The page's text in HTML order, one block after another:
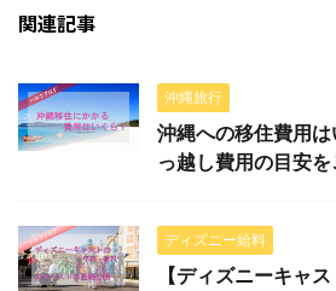
関連記事
沖縄旅行
沖縄への移住費用は
っ越し費用の目安
ディズニー給料
【ディズニーキャ